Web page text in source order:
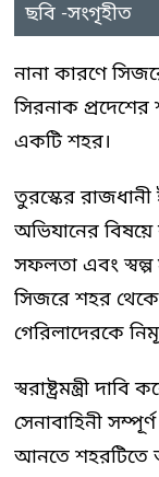
ছবি -সংগৃহীত
নানা কারণে
সিরনাক প্রদেশের
একটি শহর।
তুরস্কের রাজধানী
অভিযানের
সফলতা এবং স্বল্প
সিজরে শহর থেকে
গেরিলাদেরকে
স্বরাষ্ট্রমন্ত্রী
সেনাবাহিনী
আনতে শহরটিতে